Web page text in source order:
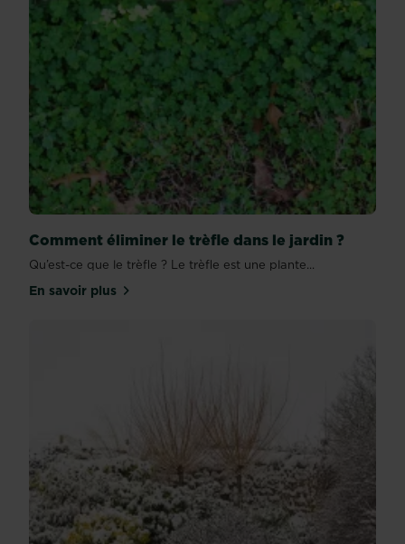
Comment éliminer le trèfle dans le jardin ?
Qu’est-ce que le trèfle ? Le trèfle est une plante...
En savoir plussur Comment éliminer le trèfle dans le jardin ?